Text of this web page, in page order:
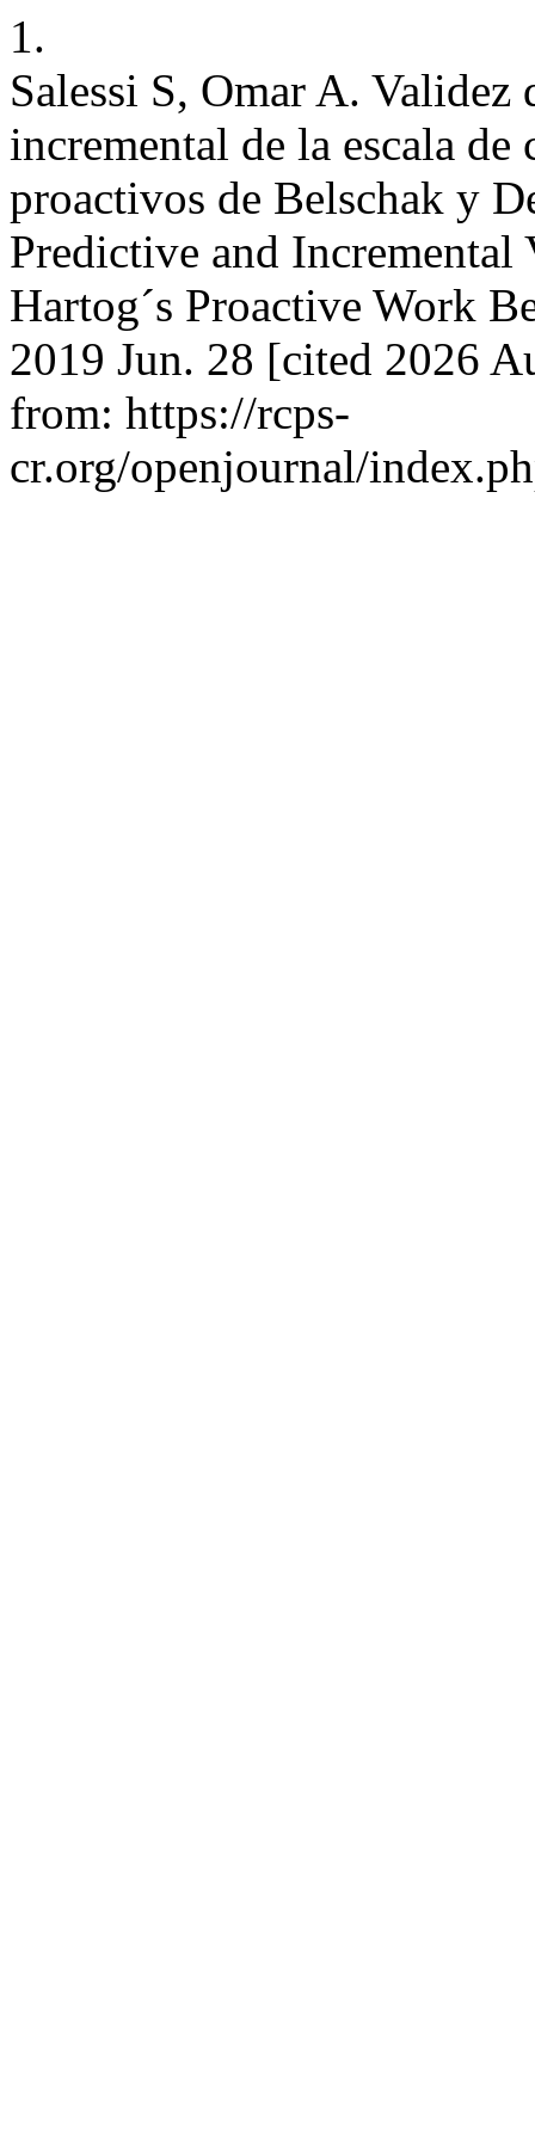
1.
Salessi S, Omar A.
incremental de la escala
proactivos de Belschak y
Predictive and
Hartog´s Proactive Work
2019 Jun. 28 [cited 2026
from: https://rcps-
cr.org/openjournal/